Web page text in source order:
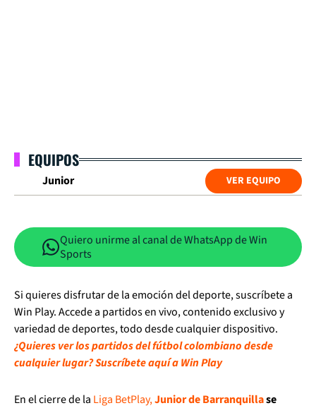
EQUIPOS
Junior VER EQUIPO
Quiero unirme al canal de WhatsApp de Win
Sports
Si quieres disfrutar de la emoción del deporte, suscríbete a
Win Play. Accede a partidos en vivo, contenido exclusivo y
variedad de deportes, todo desde cualquier dispositivo.
¿Quieres ver los partidos del fútbol colombiano desde
cualquier lugar? Suscríbete aquí a Win Play
En el cierre de la Liga BetPlay,Junior de Barranquillase